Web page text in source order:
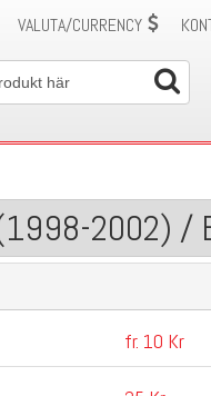
VALUTA/CURRENCY
2002) /
fr. 10 Kr